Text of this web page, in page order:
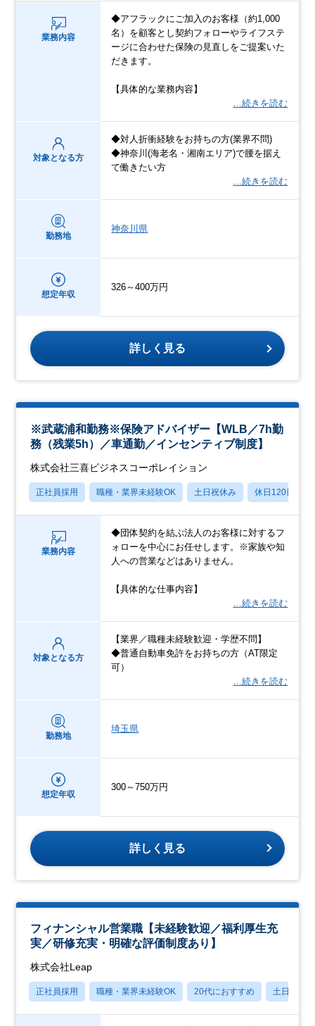
業務内容
◆アフラックにご加入のお客様（約1,000
名）を顧客とし契約フォローやライフステ
ージに合わせた保険の見直しをご提案いた
だきます。
【具体的な業務内容】
…続きを読む
対象となる方
◆対人折衝経験をお持ちの方(業界不問)
◆神奈川(海老名・湘南エリア)で腰を据え
て働きたい方
…続きを読む
勤務地
神奈川県
想定年収
326～400万円
詳しく見る
※武蔵浦和勤務※保険アドバイザー【WLB／7h勤
務（残業5h）／車通勤／インセンティブ制度】
株式会社三喜ビジネスコーポレイション
正社員採用 職種・業界未経験OK 土日祝休み 休日120日以上
業務内容
◆団体契約を結ぶ法人のお客様に対するフ
ォローを中心にお任せします。※家族や知
人への営業などはありません。
【具体的な仕事内容】
…続きを読む
対象となる方
【業界／職種未経験歓迎・学歴不問】
◆普通自動車免許をお持ちの方（AT限定
可）
…続きを読む
勤務地
埼玉県
想定年収
300～750万円
詳しく見る
フィナンシャル営業職【未経験歓迎／福利厚生充
実／研修充実・明確な評価制度あり】
株式会社Leap
正社員採用 職種・業界未経験OK 20代におすすめ 土日祝休み